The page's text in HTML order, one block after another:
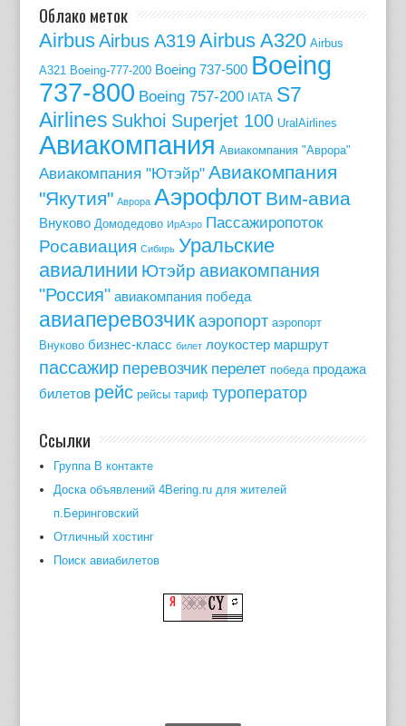
Облако меток
Airbus Airbus A319 Airbus A320 Airbus
A321 Boeing-777-200 Boeing 737-500 Boeing
737-800 Boeing 757-200 IATA S7
Airlines Sukhoi Superjet 100 UralAirlines
Авиакомпания Авиакомпания "Аврора"
Авиакомпания "Ютэйр" Авиакомпания
"Якутия" Аврора Аэрофлот Вим-авиа
Внуково Домодедово ИрАэро Пассажиропоток
Росавиация Сибирь Уральские
авиалинии Ютэйр авиакомпания
"Россия" авиакомпания победа
авиаперевозчик аэропорт аэропорт
Внуково бизнес-класс билет лоукостер маршрут
пассажир перевозчик перелет победа продажа
билетов рейс рейсы тариф туроператор
Ссылки
Группа В контакте
Доска объявлений 4Bering.ru для жителей
п.Беринговский
Отличный хостинг
Поиск авиабилетов